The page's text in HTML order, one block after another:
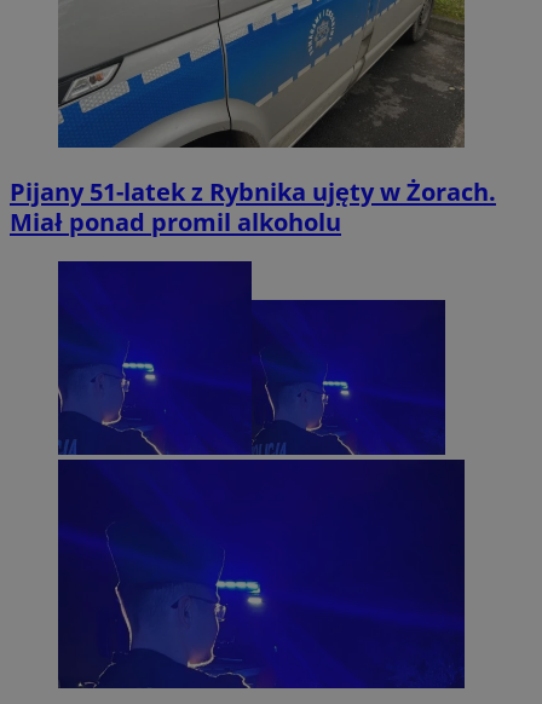
Pijany 51-latek z Rybnika ujęty w Żorach.
Miał ponad promil alkoholu